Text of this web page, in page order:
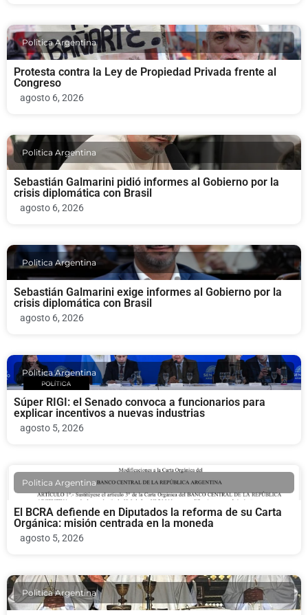
Politica Argentina
Protesta contra la Ley de Propiedad Privada frente al
Congreso
agosto 6, 2026
Politica Argentina
Sebastián Galmarini pidió informes al Gobierno por la
crisis diplomática con Brasil
agosto 6, 2026
Politica Argentina
Sebastián Galmarini exige informes al Gobierno por la
crisis diplomática con Brasil
agosto 6, 2026
Politica Argentina
Súper RIGI: el Senado convoca a funcionarios para
explicar incentivos a nuevas industrias
agosto 5, 2026
Politica Argentina
El BCRA defiende en Diputados la reforma de su Carta
Orgánica: misión centrada en la moneda
agosto 5, 2026
Politica Argentina